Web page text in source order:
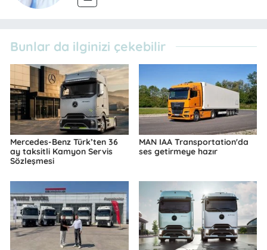
Bunlar da ilginizi çekebilir
Mercedes-Benz Türk’ten 36
ay taksitli Kamyon Servis
Sözleşmesi
MAN IAA Transportation'da
ses getirmeye hazır